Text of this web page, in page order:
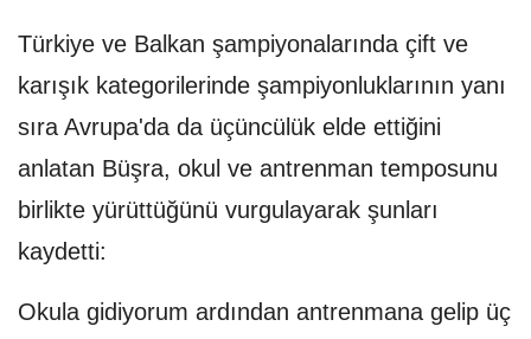
Türkiye ve Balkan şampiyonalarında çift ve
karışık kategorilerinde şampiyonluklarının yanı
sıra Avrupa'da da üçüncülük elde ettiğini
anlatan Büşra, okul ve antrenman temposunu
birlikte yürüttüğünü vurgulayarak şunları
kaydetti:
Okula gidiyorum ardından antrenmana gelip üç